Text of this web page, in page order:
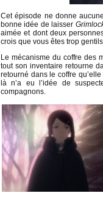
Cet épisode ne donne
bonne idée de laisser
aimée et dont deux
crois que vous êtes trop
Le mécanisme du coffre des
tout son inventaire retourne
retourné dans le coffre
là n’a eu l’idée de
compagnons.